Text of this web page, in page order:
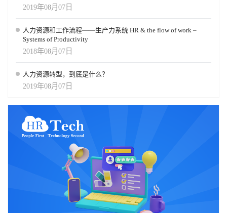
2019年08月07日
人力资源和工作流程——生产力系统 HR & the flow of work –
Systems of Productivity
2018年08月07日
人力资源转型，到底是什么？
2019年08月07日